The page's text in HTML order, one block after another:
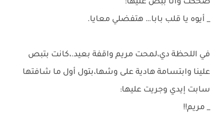
ضحكت وانا ببص عليها:
_ أيوه يا قلب بابا… هتفضلي معايا.
في اللحظة دي،لمحت مريم واقفة بعيد.،كانت بتبص
علينا وابتسامة هادية على وشها،بتول أول ما شافتها
سابت إيدي وجريت عليها:
_ مريم!!